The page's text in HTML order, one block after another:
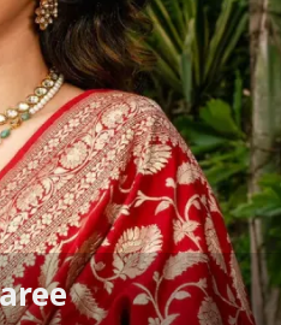
Muga Silk Saree